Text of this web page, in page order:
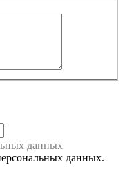
данных
данных.